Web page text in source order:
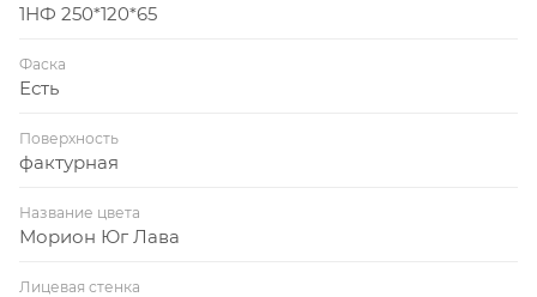
1НФ 250*120*65
Фаска
Есть
Поверхность
фактурная
Название цвета
Морион Юг Лава
Лицевая стенка